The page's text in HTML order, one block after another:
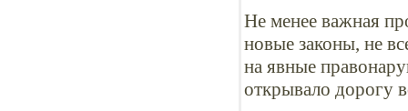
Не менее важная
новые законы, не
на явные
открывало дорогу